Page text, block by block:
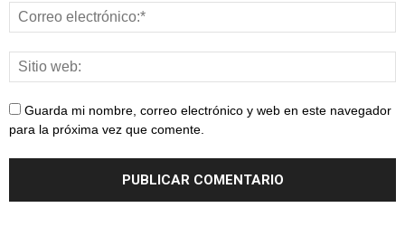
Guarda mi nombre, correo electrónico y web en este navegador
para la próxima vez que comente.